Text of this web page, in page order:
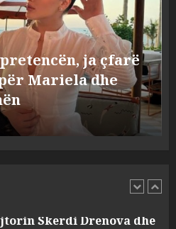
ja çfarë
Mariela dhe
drejtonte makinën më
me Talo Çelën”,
e Nuredin Dumanit
PERSONAT që e
25, 2025
e UKT akuzon
të pajustifikuar